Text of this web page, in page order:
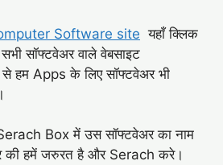
Software site यहाँ क्लिक
सॉफ्टवेअर वाले वेबसाइट
हम Apps के लिए सॉफ्टवेअर भी
Box में उस सॉफ्टवेअर का नाम
की हमें जरुरत है और Serach करे।